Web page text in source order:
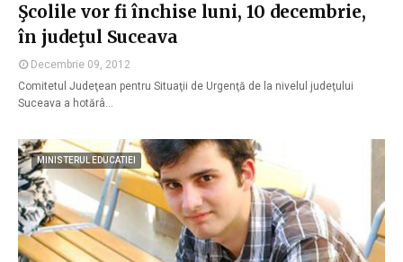
Şcolile vor fi închise luni, 10 decembrie,
în judeţul Suceava
Decembrie 09, 2012
Comitetul Judeţean pentru Situaţii de Urgenţă de la nivelul judeţului
Suceava a hotărâ…
MINISTERUL EDUCATIEI